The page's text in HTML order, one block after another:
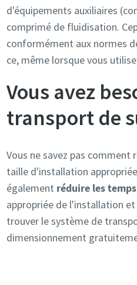
d'équipements auxiliaires
comprimé de fluidisation.
conformément aux normes
ce, même lorsque vous
Vous avez
transport de
Vous ne savez pas comment
taille d'installation
également réduire les
appropriée de l'installation
trouver le système de
dimensionnement